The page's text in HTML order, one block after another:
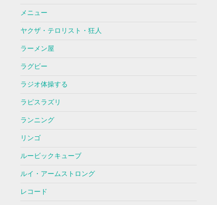
メニュー
ヤクザ・テロリスト・狂人
ラーメン屋
ラグビー
ラジオ体操する
ラピスラズリ
ランニング
リンゴ
ルービックキューブ
ルイ・アームストロング
レコード